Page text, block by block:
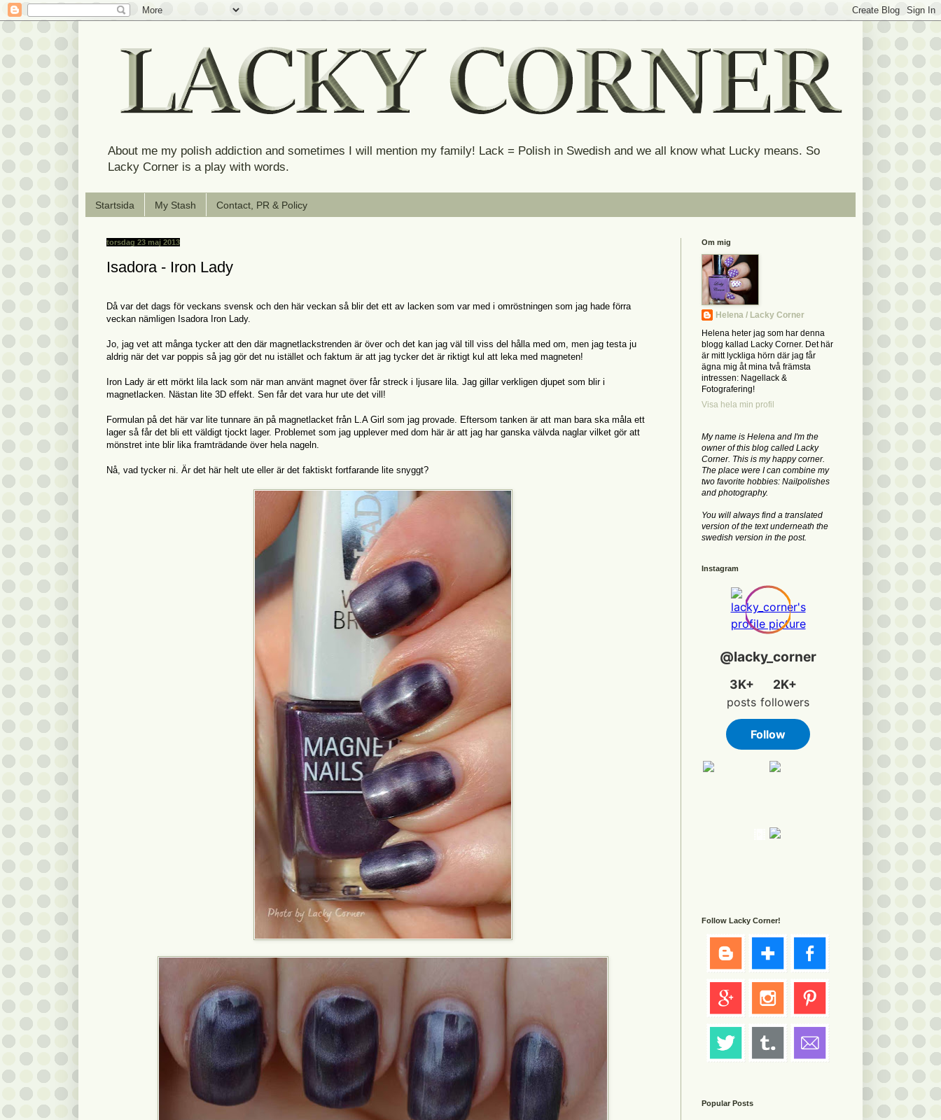
About me my polish addiction and sometimes I will mention my family! Lack = Polish in Swedish and we all know what Lucky means. So
Lacky Corner is a play with words.
Startsida My Stash Contact, PR & Policy
torsdag 23 maj 2013
Isadora - Iron Lady
Då var det dags för veckans svensk och den här veckan så blir det ett av lacken som var med i omröstningen som jag hade förra
veckan nämligen Isadora Iron Lady.
Jo, jag vet att många tycker att den där magnetlackstrenden är över och det kan jag väl till viss del hålla med om, men jag testa ju
aldrig när det var poppis så jag gör det nu istället och faktum är att jag tycker det är riktigt kul att leka med magneten!
Iron Lady är ett mörkt lila lack som när man använt magnet över får streck i ljusare lila. Jag gillar verkligen djupet som blir i
magnetlacken. Nästan lite 3D effekt. Sen får det vara hur ute det vill!
Formulan på det här var lite tunnare än på magnetlacket från L.A Girl som jag provade. Eftersom tanken är att man bara ska måla ett
lager så får det bli ett väldigt tjockt lager. Problemet som jag upplever med dom här är att jag har ganska välvda naglar vilket gör att
mönstret inte blir lika framträdande över hela nageln.
Nå, vad tycker ni. Är det här helt ute eller är det faktiskt fortfarande lite snyggt?
Om mig
Helena / Lacky Corner
Helena heter jag som har denna
blogg kallad Lacky Corner. Det här
är mitt lyckliga hörn där jag får
ägna mig åt mina två främsta
intressen: Nagellack &
Fotografering!
Visa hela min profil
My name is Helena and I'm the
owner of this blog called Lacky
Corner. This is my happy corner.
The place were I can combine my
two favorite hobbies: Nailpolishes
and photography.
You will always find a translated
version of the text underneath the
swedish version in the post.
Instagram
Follow Lacky Corner!
Popular Posts